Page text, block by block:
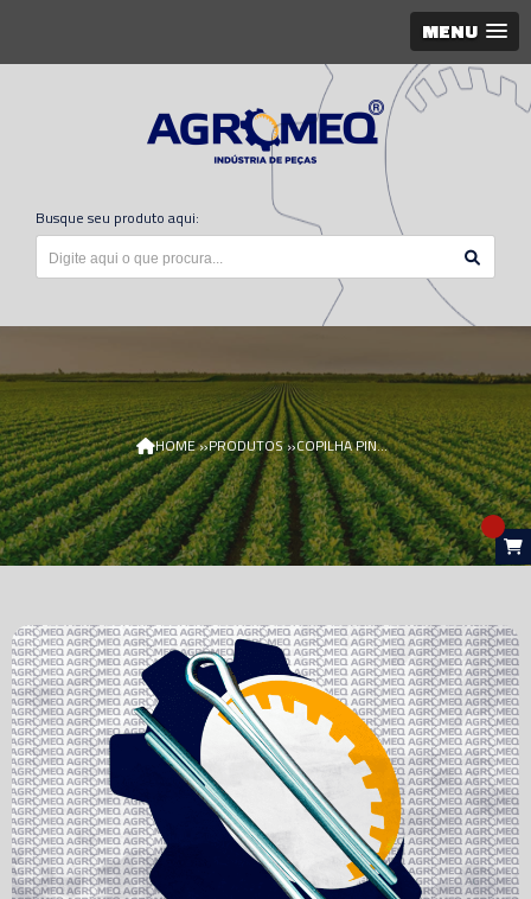
MENU
Busque seu produto aqui:
HOME»PRODUTOS» COPILHA PINO SUSP 11M7032/AGR